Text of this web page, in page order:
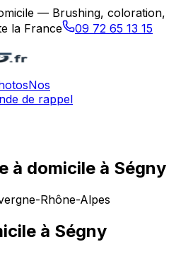
— Brushing, coloration,
la France
09 72 65 13 15
Nos
de rappel
à domicile à Ségny
Rhône-Alpes
à Ségny